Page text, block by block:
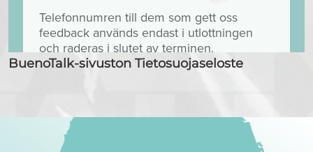
BuenoTalk-sivuston Tietosuojaseloste